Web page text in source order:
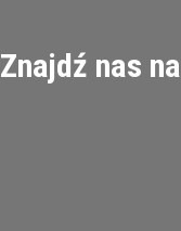
Znajdź nas na